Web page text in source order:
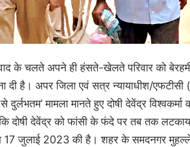
के चलते अपने ही हंसते-खेलते परिवार को
है। अपर जिला एवं सत्र न्यायाधीश/एफटीसी
दुर्लभतम’ मामला मानते हुए दोषी देवेंद्र
दोषी देवेंद्र को फांसी के फंदे पर तब तक
17 जुलाई 2023 की है। शहर के समदनगर मुहल्ले